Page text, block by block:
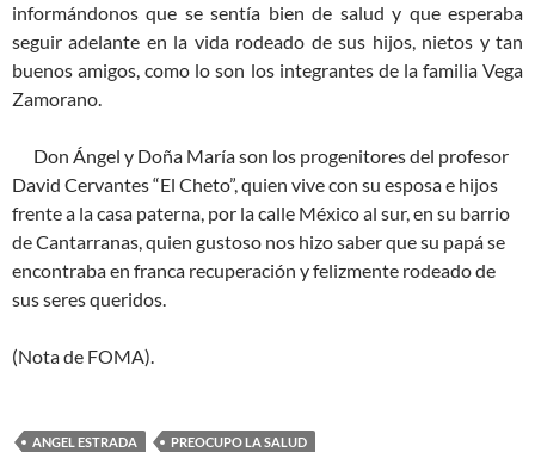
informándonos que se sentía bien de salud y que esperaba
seguir adelante en la vida rodeado de sus hijos, nietos y tan
buenos amigos, como lo son los integrantes de la familia Vega
Zamorano.
Don Ángel y Doña María son los progenitores del profesor
David Cervantes “El Cheto”, quien vive con su esposa e hijos
frente a la casa paterna, por la calle México al sur, en su barrio
de Cantarranas, quien gustoso nos hizo saber que su papá se
encontraba en franca recuperación y felizmente rodeado de
sus seres queridos.
(Nota de FOMA).
ANGEL ESTRADA PREOCUPO LA SALUD